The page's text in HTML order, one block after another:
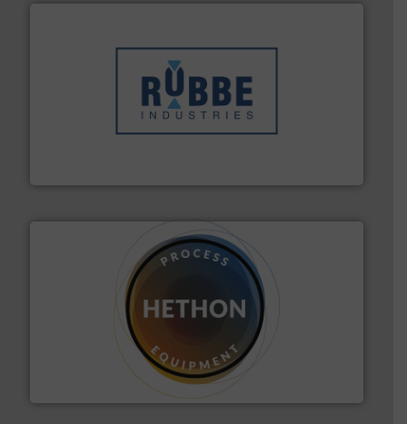
weeg-, verpakking- en transportprocessen die klanten
in verschillende sectoren hebben geholpen.
HETHON is wereldwijd specialist in poeder- en
vloeistofdosering, met name bij lastig te verwerken
Meer info ➜